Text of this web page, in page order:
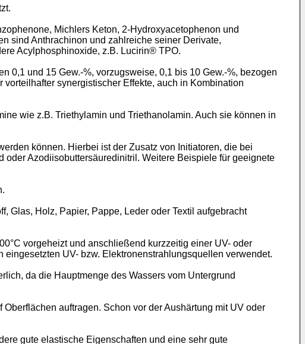
Michlers Keton, 2-Hydroxyacetophenon und
sind Anthrachinon und zahlreiche seiner Derivate,
Acylphosphinoxide, z.B. Lucirin® TPO.
0,1 und 15 Gew.-%, vorzugsweise, 0,1 bis 10 Gew.-%, bezogen
synergistischer Effekte, auch in Kombination
wie z.B. Triethylamin und Triethanolamin. Auch sie können in
können. Hierbei ist der Zusatz von Initiatoren, die bei
Azodiisobuttersäuredinitril. Weitere Beispiele für geeignete
Glas, Holz, Papier, Pappe, Leder oder Textil aufgebracht
vorgeheizt und anschließend kurzzeitig einer UV- oder
UV- bzw. Elektronenstrahlungsquellen verwendet.
da die Hauptmenge des Wassers vom Untergrund
auftragen. Schon vor der Aushärtung mit UV oder
gute elastische Eigenschaften und eine sehr gute